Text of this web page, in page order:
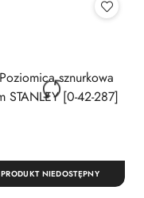
PRODUKT NIEDOSTĘPNY